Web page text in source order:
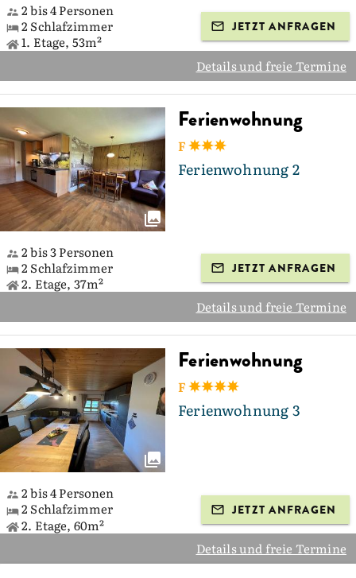
2 bis 4 Personen
2 Schlafzimmer
1. Etage, 53m²
JETZT ANFRAGEN
Details und freie Termine
Ferienwohnung
F
Ferienwohnung 2
2 bis 3 Personen
2 Schlafzimmer
2. Etage, 37m²
JETZT ANFRAGEN
Details und freie Termine
Ferienwohnung
F
Ferienwohnung 3
2 bis 4 Personen
2 Schlafzimmer
2. Etage, 60m²
JETZT ANFRAGEN
Details und freie Termine